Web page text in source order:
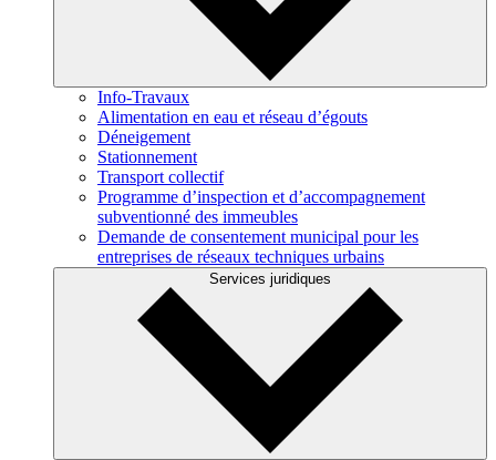
Info-Travaux
Alimentation en eau et réseau d’égouts
Déneigement
Stationnement
Transport collectif
Programme d’inspection et d’accompagnement
subventionné des immeubles
Demande de consentement municipal pour les
entreprises de réseaux techniques urbains
Services juridiques